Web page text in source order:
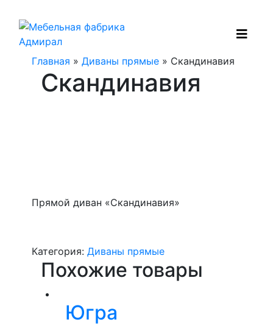
Главная »Диваны прямые » Скандинавия
Скандинавия
Прямой диван «Скандинавия»
Категория:Диваны прямые
Похожие товары
Югра